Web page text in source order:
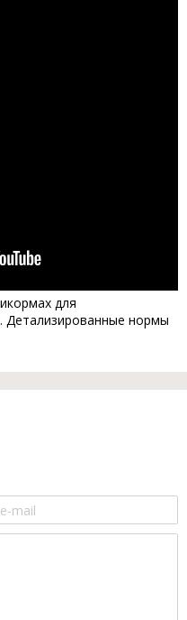
для
Детализированные нормы